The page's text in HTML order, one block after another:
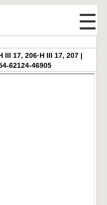
☰
17, 206·H III 17, 207 |
62124-46905